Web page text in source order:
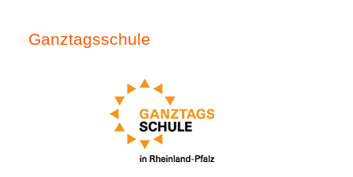
Ganztagsschule